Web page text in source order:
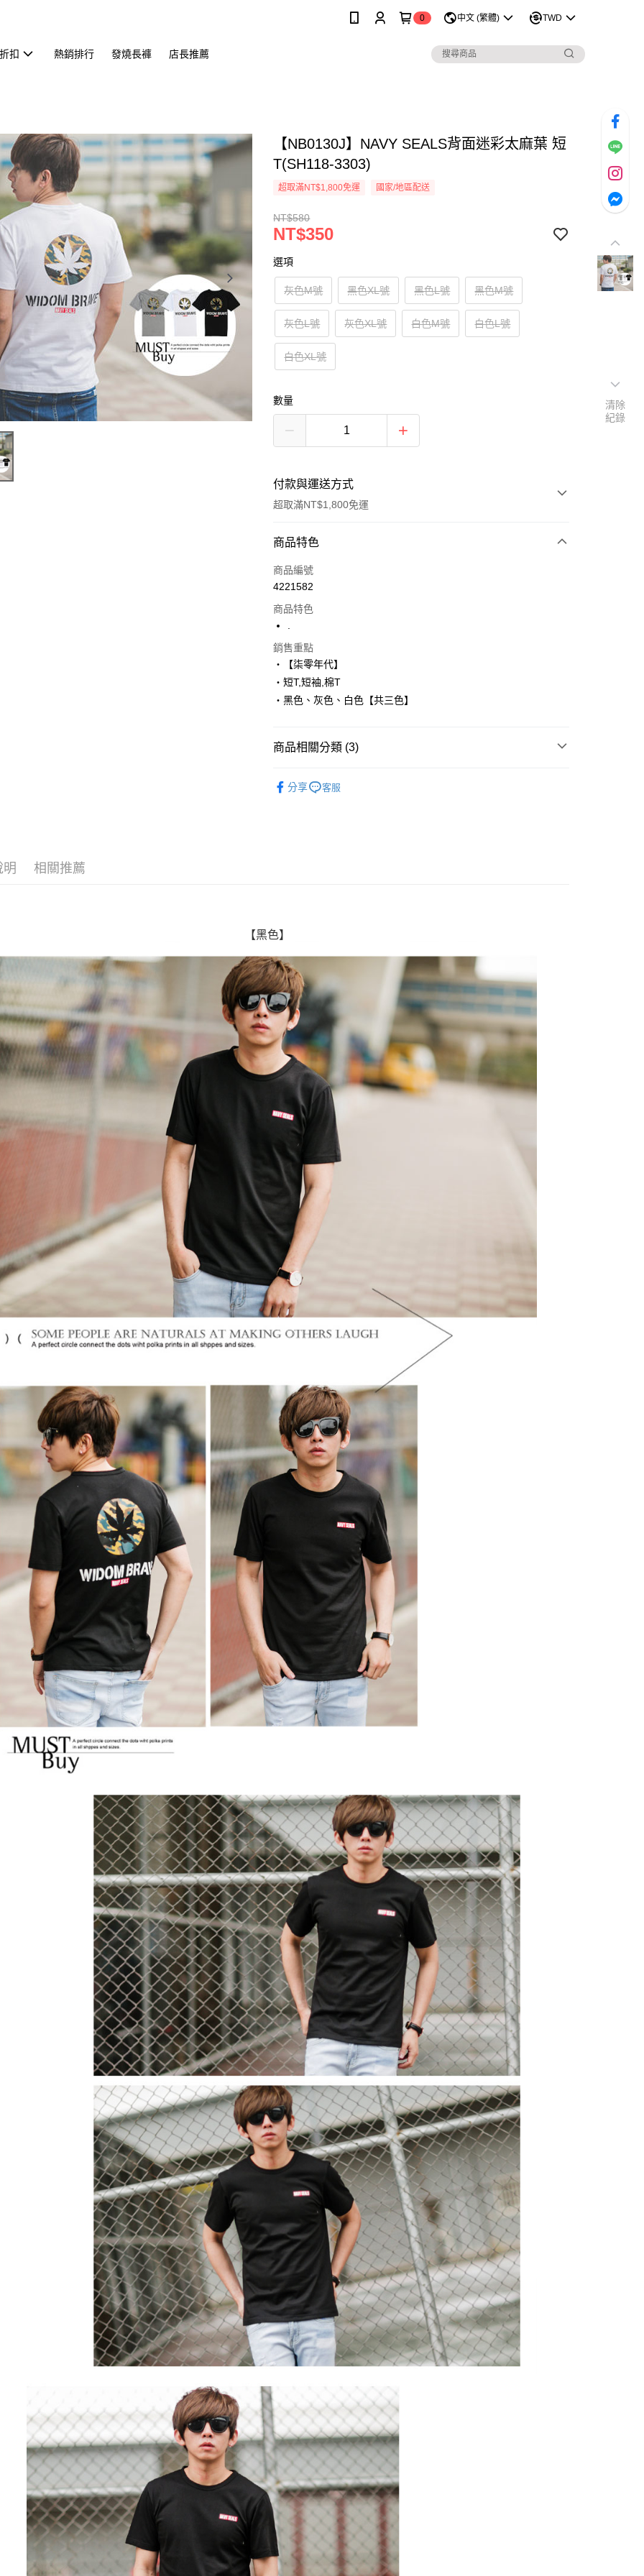
0 中文 (繁體) TWD
扣 熱銷排行 發燒長褲 店長推薦
【NB0130J】NAVY SEALS背面迷彩太麻葉 短
T(SH118-3303)
超取滿NT$1,800免運 國家/地區配送
NT$580
NT$350
選項
灰色M號 黑色XL號 黑色L號 黑色M號
灰色L號 灰色XL號 白色M號 白色L號
白色XL號
數量
付款與運送方式
超取滿NT$1,800免運
付款方式
信用卡一次付款
Apple Pay
悠遊付
AFTEE先享後付
【關於「AFTEE先享後付」】
３．收到繳費通知簡訊後14天內，點擊此簡訊中的連結，可透過四大超商
／ATM／網路銀行／等多元方式進行付款，方視為交易完成。
絡購買商品的店家。未經商家同意取消之訂單仍視為有效，需透過AFTEE
先享後付繳納相關費用。
※ 交易是否成功請以「AFTEE先享後付 」之結帳頁面顯示為準，若有關於
是否繳費成功／繳費後需取消欲退款等相關疑問，請聯繫「AFTEE先享後
付客戶支援中心」
https://netprotections.freshdesk.com/support/home
【注意事項】
１．透過由恩沛科技股份有限公司提供之「AFTEE先享後付」服務完成之
交易，需依本服務之必要範圍內提供個人資料，並將交易相關給付款項請
求債權轉讓予恩沛科技股份有限公司。
２．關於個人資料處理事宜，請瀏覽以下網址：
https://aftee.tw/terms/#terms3
３．未成年的使用者請事先徵得法定代理人或監護人之同意方可使用
「AFTEE先享後付」，若未經同意申辦者引起之損失，本公司不負相關責
４．使用「AFTEE先享後付」時，將依據個別帳號之用戶狀況，依本公司
即時審查核予不同之上限額度；若仍有額度不足之情形，本公司將視審查
結果請求用戶進行身份認證。
５．嚴禁一人註冊多個帳號或使用他人資訊註冊。若發現惡意使用之情
形，恩沛科技股份有限公司將有權停止該用戶之使用額度並採取法律行
動。
ATM付款
每筆NT$80，滿NT$1,800(含以上)免運費
7-11付款取貨
每筆NT$80，滿NT$1,800(含以上)免運費
先付款後7-11取貨
每筆NT$80，滿NT$1,800(含以上)免運費
宅配
每筆NT$120，滿NT$3,000(含以上)免運費
海外宅配 (TWD) 查看運費
商品特色
商品編號
4221582
商品特色
銷售重點
‧【柒零年代】
‧短T,短袖,棉T
‧黑色、灰色、白色【共三色】
商品相關分類 (3)
分享 客服
明 相關推薦
【黑色】
清除
紀錄